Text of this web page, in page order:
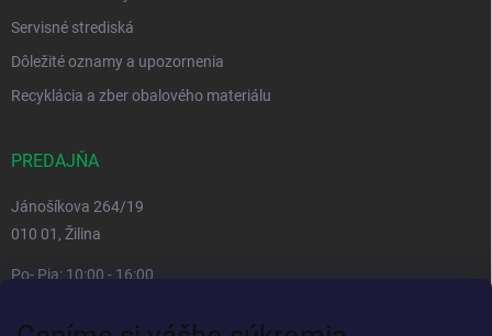
Servisné strediská
Dôležité oznamy a upozornenia
Recyklácia a zber obalového materiálu
PREDAJŇA
Jánošíkova 264/19
010 01, Žilina
Po- Pia: 10:00 - 16:00
So, Ne: zatvorené